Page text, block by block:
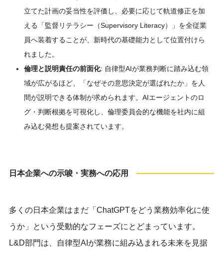
立てた計画の妥当性を評価し、必要に応じて軌道修正を加
える「監督リテラシー（Supervisory Literacy）」を全従業
員へ装着することが、新時代の基礎能力として位置付けら
れました。
倫理と説明責任の前面化: 自律型AIが業務判断に踏み込む領
域が広がるほど、「なぜその意思決定が選ばれたか」を人
間が説明できる体制が求められます。AIエージェントのロ
グ・判断根拠を可視化し、倫理委員会的な機能を社内に組
み込む発想も提案されています。
日本企業への示唆・実務への応用
多くの日本企業はまだ「ChatGPTをどう業務効率化に使
うか」という受動的なフェーズにとどまっています。
L&D部門は、自律型AIが業務に組み込まれる未来を見据